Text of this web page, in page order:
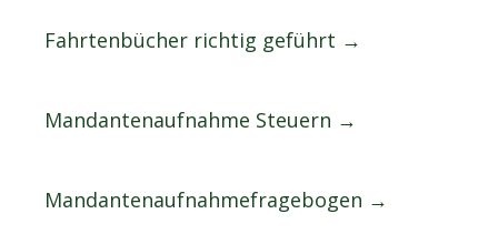
Fahrtenbücher richtig geführt →
Mandantenaufnahme Steuern →
Mandantenaufnahmefragebogen →